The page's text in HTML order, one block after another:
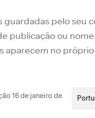
guardadas pelo seu
publicação ou nome
aparecem no próprio
16 de janeiro de